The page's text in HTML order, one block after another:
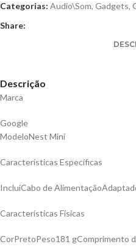
Categorias: Audio\Som, Gadgets,
Share:
Descrição
Marca
Google
ModeloNest Mini
Características Específicas
IncluiCabo de
Características Físicas
CorPretoPeso181 gComprimento